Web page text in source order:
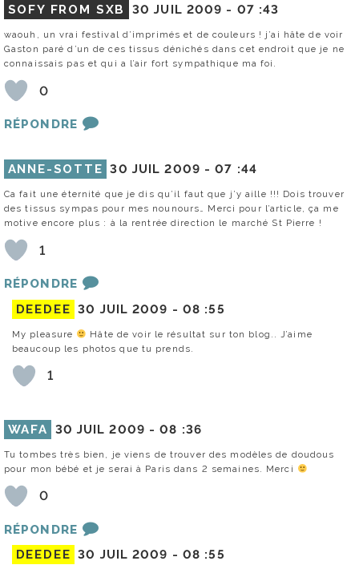
SOFY FROM SXB 30 JUIL 2009 - 07 :43
waouh, un vrai festival d’imprimés et de couleurs ! j’ai hâte de voir
Gaston paré d’un de ces tissus dénichés dans cet endroit que je ne
connaissais pas et qui a l’air fort sympathique ma foi.
0
RÉPONDRE
ANNE-SOTTE 30 JUIL 2009 -07 :44
Ca fait une éternité que je dis qu’il faut que j’y aille !!! Dois trouver
des tissus sympas pour mes nounours… Merci pour l’article, ça me
motive encore plus : à la rentrée direction le marché St Pierre !
1
RÉPONDRE
DEEDEE 30 JUIL 2009 - 08 :55
My pleasure
Hâte de voir le résultat sur ton blog.. J’aime
beaucoup les photos que tu prends.
1
WAFA 30 JUIL 2009 -08 :36
Tu tombes très bien, je viens de trouver des modèles de doudous
pour mon bébé et je serai à Paris dans 2 semaines. Merci
0
RÉPONDRE
DEEDEE 30 JUIL 2009 - 08 :55